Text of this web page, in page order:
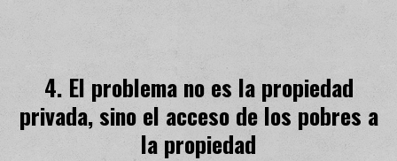
El problema no es la propiedad
privada, sino el acceso de los pobres a
la propiedad